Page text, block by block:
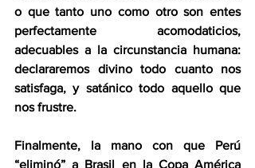
o que tanto uno como otro son entes
perfectamente acomodaticios,
adecuables a la circunstancia humana:
declararemos divino todo cuanto nos
satisfaga, y satánico todo aquello que
nos frustre.
Finalmente, la mano con que Perú
“eliminó” a Brasil en la Copa América